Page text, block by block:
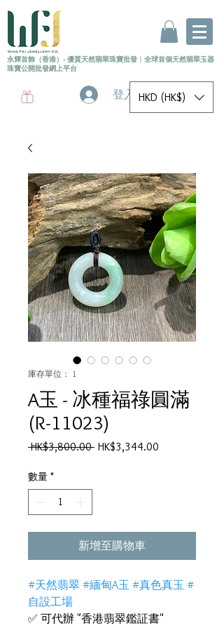
永輝首飾（香港）- 優質天然翡翠珠寶批發 〡 全球首個天然翡翠玉器
珠寶公開批發網上平台
登入 HKD (HK$)
庫存單位： 1
A玉 - 冰種福祿圓滿
(R-11023)
HK$3,800.00 一HK$3,344.00
數量 *
新增至購物車
#天然翡翠 #緬甸A玉 #真色真玉 #
自設工場
✅ 可代辦 "香港翡翠鑑証書"